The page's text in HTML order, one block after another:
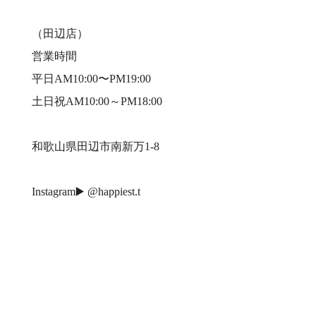
（田辺店）
営業時間
平日AM10:00〜PM19:00
土日祝AM10:00～PM18:00
和歌山県田辺市南新万1-8
Instagram▶️ @happiest.t